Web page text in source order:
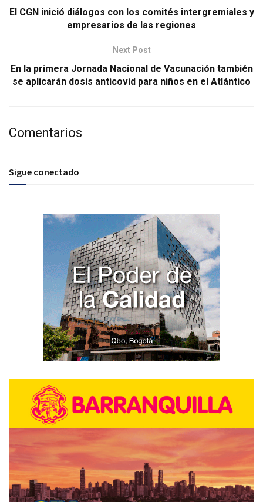
El CGN inició diálogos con los comités intergremiales y
empresarios de las regiones
Next Post
En la primera Jornada Nacional de Vacunación también
se aplicarán dosis anticovid para niños en el Atlántico
Comentarios
Sigue conectado